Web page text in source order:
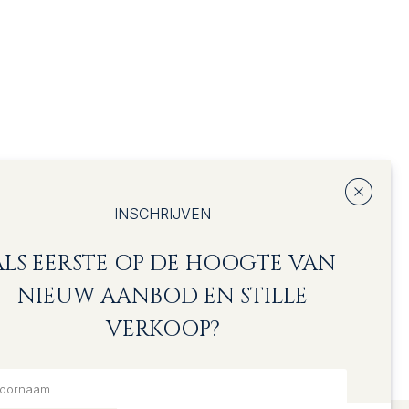
INSCHRIJVEN
EERSTE OP DE HOOGTE VAN
NIEUW AANBOD EN STILLE
VERKOOP?